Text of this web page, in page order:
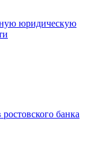
юридическую
банка